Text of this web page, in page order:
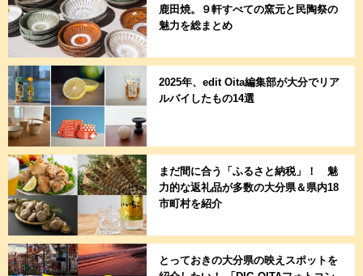
鹿田焼。９軒すべての窯元と民陶祭の
魅力を総まとめ
2025年、edit Oita編集部が大分でリア
ルバイしたもの14選
まだ間に合う「ふるさと納税」！ 魅
力的な返礼品が多数の大分県＆県内18
市町村を紹介
とっておきの大分県の映えスポットを